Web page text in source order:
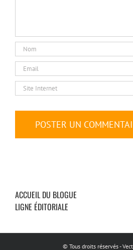
ACCUEIL DU BLOGUE
LIGNE ÉDITORIALE
© Tous droits réservés -